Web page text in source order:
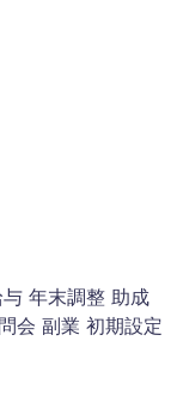
年末調整 助成
会 副業 初期設定